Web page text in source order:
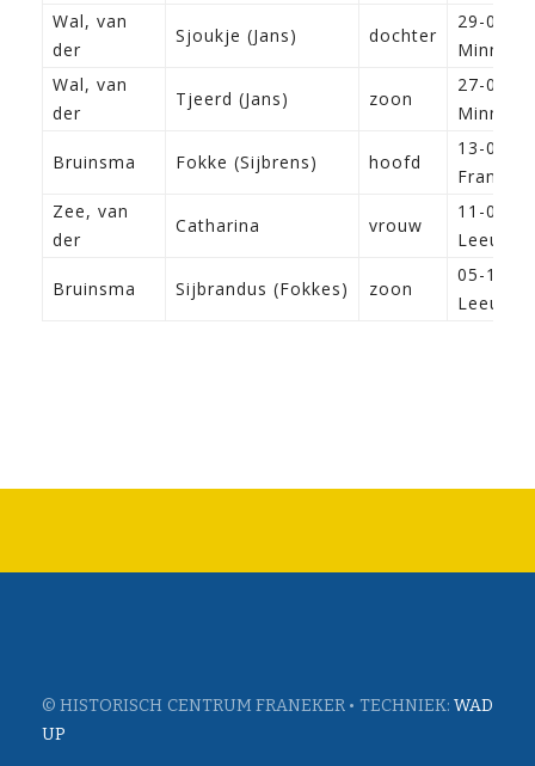
Wal, van
der
Sjoukje (Jans) dochter
29-09-
Wal, van
der
Tjeerd (Jans) zoon
27-02-
Bruinsma Fokke (Sijbrens) hoofd
13-04-
Franeker
Zee, van
der
Catharina vrouw
11-08-
Bruinsma Sijbrandus (Fokkes) zoon
05-12-
© HISTORISCH CENTRUM FRANEKER • TECHNIEK: WAD
UP